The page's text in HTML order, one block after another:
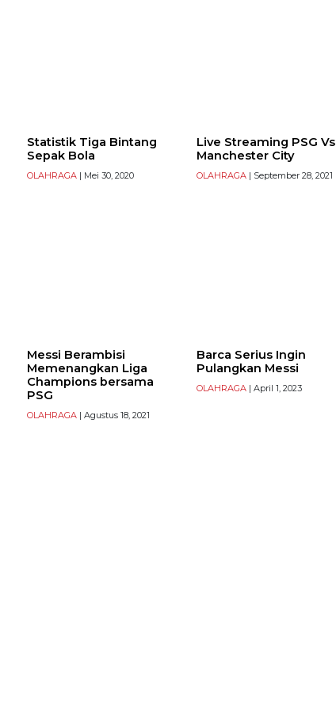
Statistik Tiga Bintang
Sepak Bola
OLAHRAGA | Mei 30, 2020
Live Streaming PSG Vs
Manchester City
OLAHRAGA| September 28, 2021
Messi Berambisi
Memenangkan Liga
Champions bersama
PSG
OLAHRAGA | Agustus 18, 2021
Barca Serius Ingin
Pulangkan Messi
OLAHRAGA| April 1, 2023